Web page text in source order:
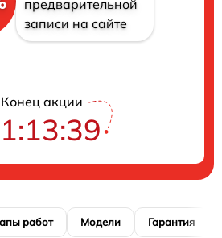
предварительной
записи на сайте
Конец акции
работ Модели Гарантия